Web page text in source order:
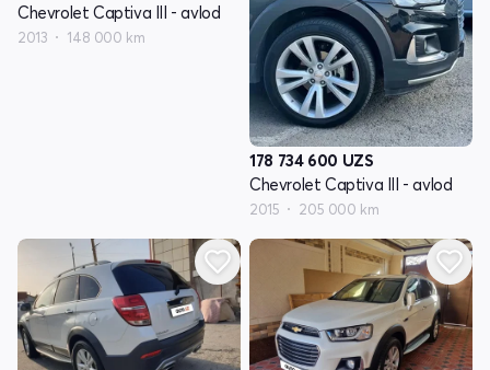
Chevrolet Captiva III - avlod
2013 148 000 km
178 734 600 UZS
Chevrolet Captiva III - avlod
2015 205 000 km